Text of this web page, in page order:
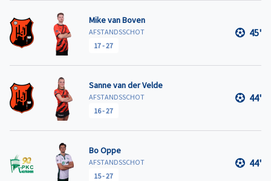
Mike van Boven
AFSTANDSSCHOT
17-27
45'
Sanne van der Velde
AFSTANDSSCHOT
16-27
44'
Bo Oppe
AFSTANDSSCHOT
15-27
44'